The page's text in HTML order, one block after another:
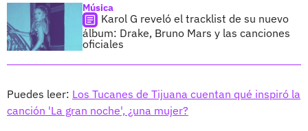
Música
Karol G reveló el tracklist de su nuevo
álbum: Drake, Bruno Mars y las canciones
oficiales
Puedes leer: Los Tucanes de Tijuana cuentan qué inspiró la
canción 'La gran noche', ¿una mujer?